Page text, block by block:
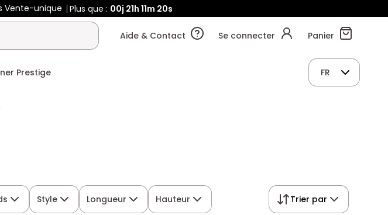
Vente-unique Plus que :00j 21h 11m 19s
Aide & Contact Se connecter Panier
Prestige FR
Style Longueur Hauteur Trier par